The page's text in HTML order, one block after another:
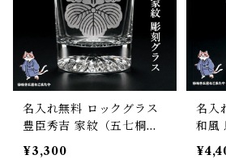
名入れ無料 ロックグラス
豊臣秀吉 家紋（五七桐）
彫刻 戦国武将デザイン ウ
ィスキー 焼酎 誕生日 父の
¥3,300
名入
和風
酎 ウ
敬老